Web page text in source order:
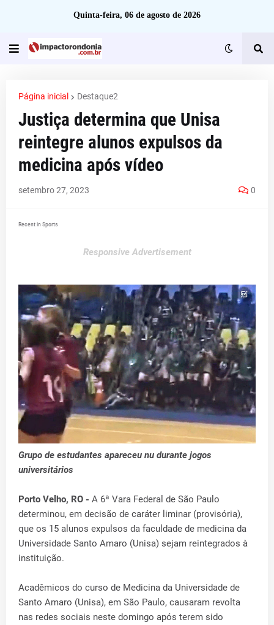
Quinta-feira, 06 de agosto de 2026
Página inicial Destaque2
Justiça determina que Unisa
reintegre alunos expulsos da
medicina após vídeo
setembro 27, 2023 0
Recent in Sports
Responsive Advertisement
Grupo de estudantes apareceu nu durante jogos
universitários
Porto Velho, RO - A 6ª Vara Federal de São Paulo
determinou, em decisão de caráter liminar (provisória),
que os 15 alunos expulsos da faculdade de medicina da
Universidade Santo Amaro (Unisa) sejam reintegrados à
instituição.
Acadêmicos do curso de Medicina da Universidade de
Santo Amaro (Unisa), em São Paulo, causaram revolta
nas redes sociais neste domingo após terem sido